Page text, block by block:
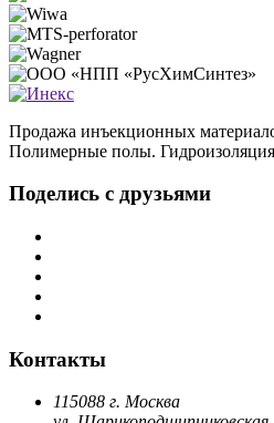
Продажа инъекционных
Полимерные полы.
Поделись с друзьями
Контакты
115088 г. Москва